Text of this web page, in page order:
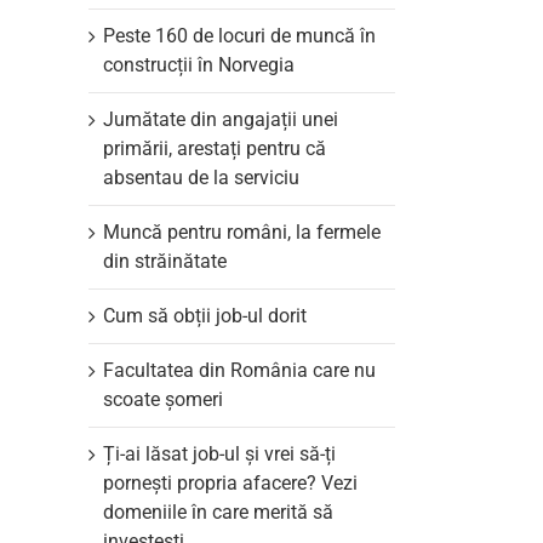
Peste 160 de locuri de muncă în
construcții în Norvegia
Jumătate din angajații unei
primării, arestați pentru că
absentau de la serviciu
Muncă pentru români, la fermele
din străinătate
Cum să obții job-ul dorit
Facultatea din România care nu
scoate şomeri
Ți-ai lăsat job-ul și vrei să-ți
pornești propria afacere? Vezi
domeniile în care merită să